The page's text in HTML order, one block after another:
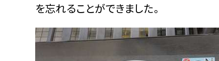
を忘れることができました。